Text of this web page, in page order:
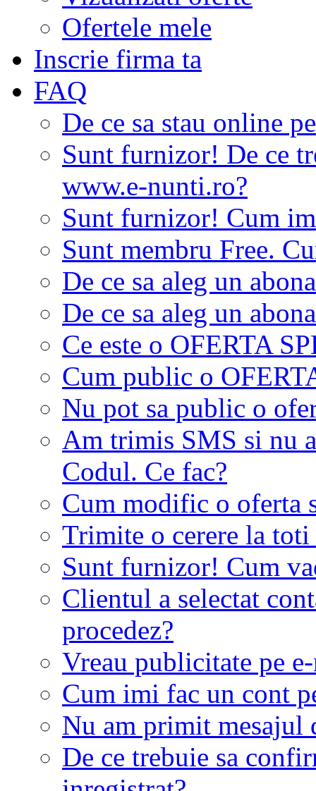
Ofertele mele
Inscrie firma ta
FAQ
De ce sa stau online
Sunt furnizor! De ce
www.e-nunti.ro?
Sunt furnizor! Cum
Sunt membru Free.
De ce sa aleg un
De ce sa aleg un
Ce este o OFERTA
Cum public o
Nu pot sa public o
Am trimis SMS si nu
Codul. Ce fac?
Cum modific o oferta
Trimite o cerere la
Sunt furnizor! Cum
Clientul a selectat
procedez?
Vreau publicitate pe
Cum imi fac un cont
Nu am primit mesajul
De ce trebuie sa